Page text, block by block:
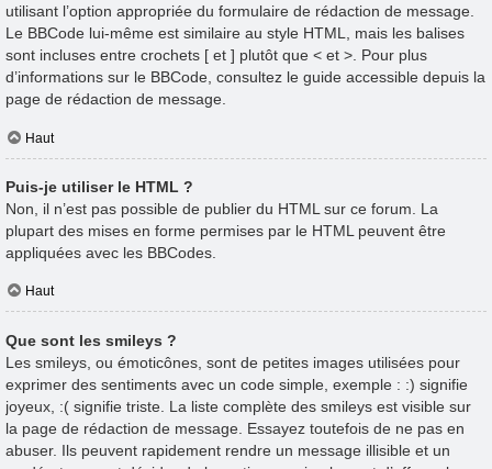
utilisant l’option appropriée du formulaire de rédaction de message.
Le BBCode lui-même est similaire au style HTML, mais les balises
sont incluses entre crochets [ et ] plutôt que < et >. Pour plus
d’informations sur le BBCode, consultez le guide accessible depuis la
page de rédaction de message.
Haut
Puis-je utiliser le HTML ?
Non, il n’est pas possible de publier du HTML sur ce forum. La
plupart des mises en forme permises par le HTML peuvent être
appliquées avec les BBCodes.
Haut
Que sont les smileys ?
Les smileys, ou émoticônes, sont de petites images utilisées pour
exprimer des sentiments avec un code simple, exemple : :) signifie
joyeux, :( signifie triste. La liste complète des smileys est visible sur
la page de rédaction de message. Essayez toutefois de ne pas en
abuser. Ils peuvent rapidement rendre un message illisible et un